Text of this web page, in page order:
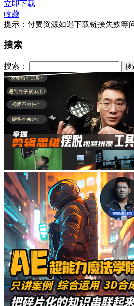
立即下载
收藏
提示：付费资源如遇下载链接失效等
搜索
搜索：